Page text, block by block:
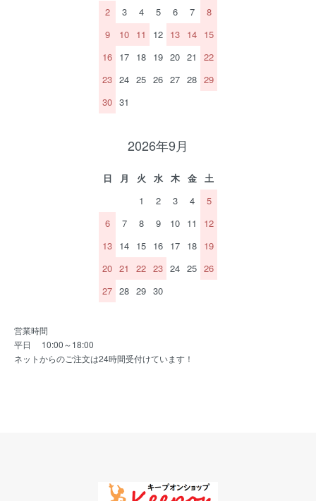
2
3 4 5 6 7
8
9
10 11 12 13 14 15
16 17 18 19 20 21
22
23 24 25 26 27 28 29
30 31
2026年9月
日 月 火 水 木 金
土
1
2 3 4
5
6
7 8 9 10 11
12
13 14 15 16 17 18 19
20 21 22 23 24 25 26
27 28 29 30
営業時間
平日 10:00～18:00
ネットからのご注文は24時間受付けています！